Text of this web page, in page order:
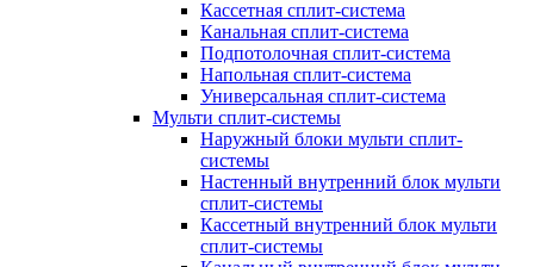
Кассетная сплит-система
Канальная сплит-система
Подпотолочная сплит-система
Напольная сплит-система
Универсальная сплит-система
Мульти сплит-системы
Наружный блоки мульти сплит-
системы
Настенный внутренний блок мульти
сплит-системы
Кассетный внутренний блок мульти
сплит-системы